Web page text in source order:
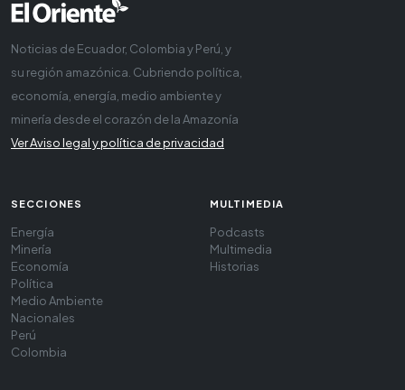
Noticias de Ecuador, Colombia y Perú, y
su región amazónica. Cubriendo política,
economía, energía, medio ambiente y
minería desde el corazón de la Amazonía
Ver Aviso legal y política de privacidad
SECCIONES
Energía
Minería
Economía
Política
Medio Ambiente
Nacionales
Perú
Colombia
MULTIMEDIA
Podcasts
Multimedia
Historias